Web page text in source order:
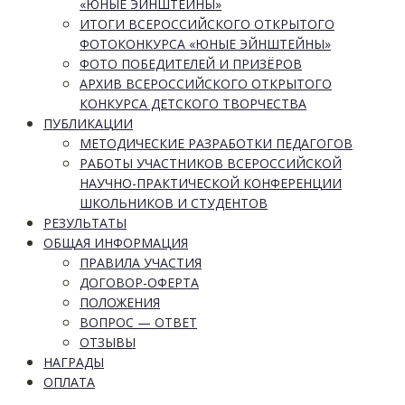
«ЮНЫЕ ЭЙНШТЕЙНЫ»
ИТОГИ ВСЕРОССИЙСКОГО ОТКРЫТОГО
ФОТОКОНКУРСА «ЮНЫЕ ЭЙНШТЕЙНЫ»
ФОТО ПОБЕДИТЕЛЕЙ И ПРИЗЁРОВ
АРХИВ ВСЕРОССИЙСКОГО ОТКРЫТОГО
КОНКУРСА ДЕТСКОГО ТВОРЧЕСТВА
ПУБЛИКАЦИИ
МЕТОДИЧЕСКИЕ РАЗРАБОТКИ ПЕДАГОГОВ
РАБОТЫ УЧАСТНИКОВ ВСЕРОССИЙСКОЙ
НАУЧНО-ПРАКТИЧЕСКОЙ КОНФЕРЕНЦИИ
ШКОЛЬНИКОВ И СТУДЕНТОВ
РЕЗУЛЬТАТЫ
ОБЩАЯ ИНФОРМАЦИЯ
ПРАВИЛА УЧАСТИЯ
ДОГОВОР-ОФЕРТА
ПОЛОЖЕНИЯ
ВОПРОС — ОТВЕТ
ОТЗЫВЫ
НАГРАДЫ
ОПЛАТА